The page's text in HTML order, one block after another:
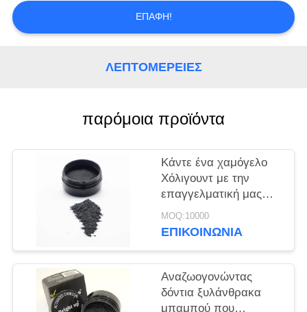
ΈΝΑ
ΙΣΤΌΤΟΠΟΥ
ΠΟΛΙΤΙΚΉ
ΜΥΣΤΙΚΌΤΗΤΑΣ
ΕΠΑΦΉ!
ΛΕΠΤΟΜΈΡΕΙΕΣ
παρόμοια προϊόντα
Κάντε ένα χαμόγελο
Χόλιγουντ με την
επαγγελματική μας
δύναμη λευκαντική
στοματική προϊόν
MOQ:10000
ΕΠΙΚΟΙΝΩΝΊΑ
Αναζωογονώντας
δόντια ξυλάνθρακα
μπαμπού που